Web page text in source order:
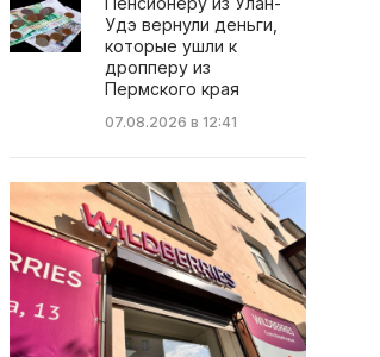
Удэ вернули деньги,
которые ушли к
дропперу из
Пермского края
07.08.2026 в 12:41